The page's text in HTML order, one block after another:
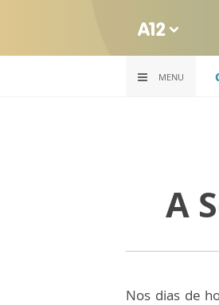
MENU
A
Nos dias de